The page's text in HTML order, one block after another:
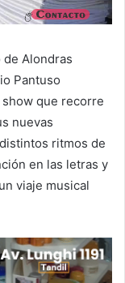
de Alondras
Pantuso
show que recorre
nuevas
ritmos de
en las letras y
viaje musical